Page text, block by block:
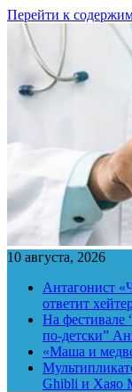
Перейти к
10 августа, 2026
Антагонист
ответит
На фестивале
по-детски”
«Маша и
Ghibli и Хаяо